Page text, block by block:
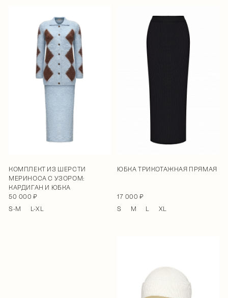
КОМПЛЕКТ ИЗ ШЕРСТИ
МЕРИНОСА С УЗОРОМ:
КАРДИГАН И ЮБКА
50 000 ₽
S-M
L-XL
ЮБКА ТРИКОТАЖНАЯ ПРЯМАЯ
17 000 ₽
S
M L XL